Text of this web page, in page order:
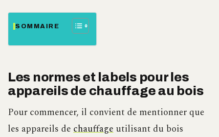
SOMMAIRE
Les normes et labels pour les
appareils de chauffage au bois
Pour commencer, il convient de mentionner que
les appareils de chauffage utilisant du bois